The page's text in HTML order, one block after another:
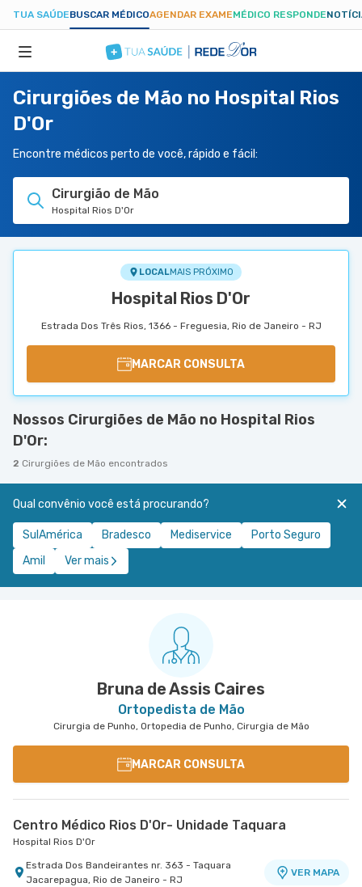
TUA SAÚDEBUSCAR MÉDICOAGENDAR EXAMEMÉDICO RESPONDE
ESPECIALIDADES
HOSPITAIS
TUASAUDE.COM
Cirurgiões de Mão no Hospital Rios
D'Or
Encontre médicos perto de você, rápido e fácil:
Cirurgião de Mão
Hospital Rios D'Or
LOCALMAIS PRÓXIMO
Hospital Rios D'Or
Estrada Dos Três Rios, 1366 - Freguesia, Rio de Janeiro - RJ
MARCAR CONSULTA
Nossos Cirurgiões de Mão no Hospital Rios
D'Or:
2 Cirurgiões de Mão encontrados
Qual convênio você está procurando?
SulAmérica Bradesco Mediservice
Porto Seguro
Amil
Ver mais
Bruna de Assis Caires
Ortopedista de Mão
Cirurgia de Punho, Ortopedia de Punho, Cirurgia de Mão
MARCAR CONSULTA
Centro Médico Rios D'Or- Unidade Taquara
Hospital Rios D'Or
Estrada Dos Bandeirantes nr. 363 - Taquara
Jacarepagua, Rio de Janeiro - RJ
VER MAPA